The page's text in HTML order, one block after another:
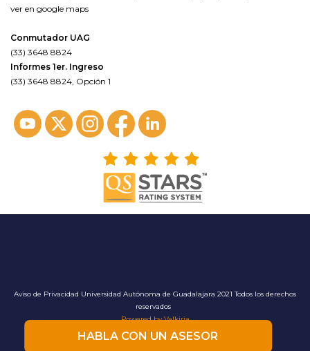
HABLA CON UN ASESOR
ver en google maps
Conmutador UAG
(33) 3648 8824
Informes 1er. Ingreso
(33) 3648 8824, Opción 1
Aviso de Privacidad Universidad Autónoma de Guadalajara 2021 Todos los derechos
reservados
Powered by Valkiria